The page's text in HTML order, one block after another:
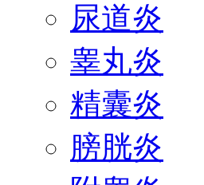
尿道炎
睾丸炎
精囊炎
膀胱炎